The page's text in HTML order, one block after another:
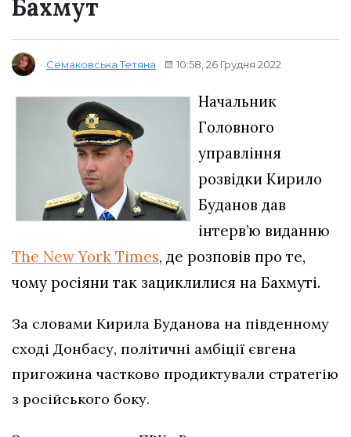
Бахмут
Семаковська Тетяна 10:58, 26 Грудня 2022
Начальник
Головного
управління
розвідки Кирило
Буданов дав
інтерв’ю виданню
The New York Times, де розповів про те,
чому росіяни так зациклилися на Бахмуті.
За словами Кирила Буданова на південному
сході Донбасу, політичні амбіції євгена
пригожина частково продиктували стратегію
з російського боку.